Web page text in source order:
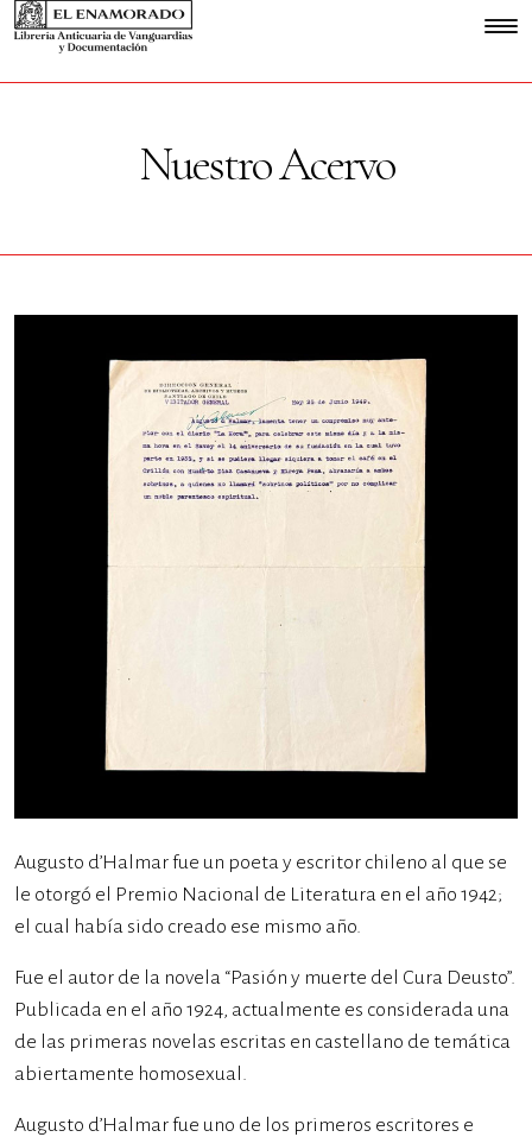
Nuestro Acervo
Augusto d’Halmar fue un poeta y escritor chileno al que se
le otorgó el Premio Nacional de Literatura en el año 1942;
el cual había sido creado ese mismo año.
Fue el autor de la novela “Pasión y muerte del Cura Deusto”.
Publicada en el año 1924, actualmente es considerada una
de las primeras novelas escritas en castellano de temática
abiertamente homosexual.
Augusto d’Halmar fue uno de los primeros escritores e